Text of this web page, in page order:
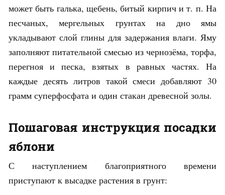
может быть галька, щебень, битый кирпич и т. п. На
песчаных, мергельных грунтах на дно ямы
укладывают слой глины для задержания влаги. Яму
заполняют питательной смесью из чернозёма, торфа,
перегноя и песка, взятых в равных частях. На
каждые десять литров такой смеси добавляют 30
грамм суперфосфата и один стакан древесной золы.
Пошаговая инструкция посадки
яблони
С наступлением благоприятного времени
приступают к высадке растения в грунт: